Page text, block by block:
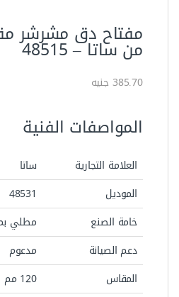
من ساتا – ‏48515‏
385.70 جنيه
المواصفات الفنية
العلامة التجارية
ساتا
الموديل
48531‏
خامة الصنع
مطلي
دعم الصيانة
مدعوم
المقاس
120 مم